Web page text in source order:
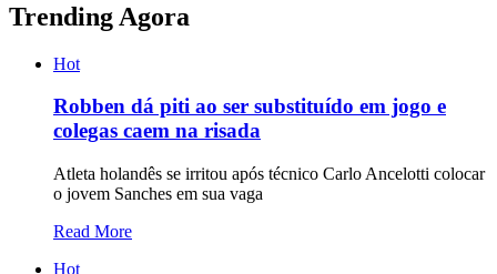
Trending Agora
Hot
Robben dá piti ao ser substituído em jogo e
colegas caem na risada
Atleta holandês se irritou após técnico Carlo Ancelotti colocar
o jovem Sanches em sua vaga
Read More
Hot